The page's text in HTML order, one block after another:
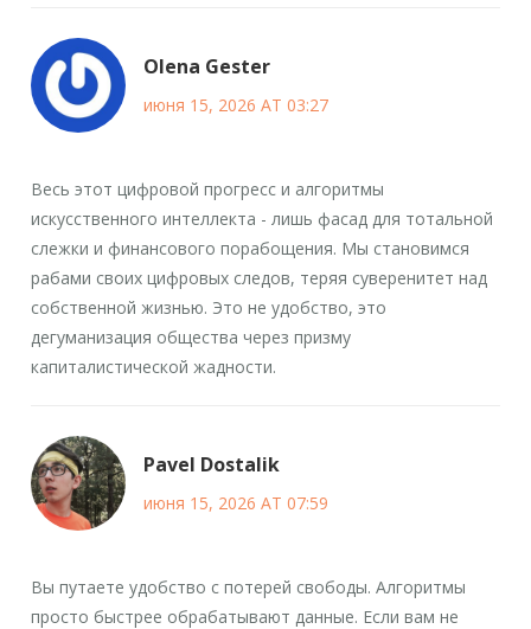
Olena Gester
июня 15, 2026 AT 03:27
Весь этот цифровой прогресс и алгоритмы
искусственного интеллекта - лишь фасад для тотальной
слежки и финансового порабощения. Мы становимся
рабами своих цифровых следов, теряя суверенитет над
собственной жизнью. Это не удобство, это
дегуманизация общества через призму
капиталистической жадности.
Pavel Dostalik
июня 15, 2026 AT 07:59
Вы путаете удобство с потерей свободы. Алгоритмы
просто быстрее обрабатывают данные. Если вам не